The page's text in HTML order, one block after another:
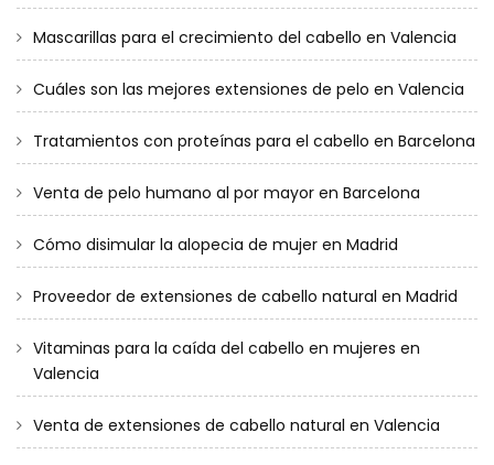
Mascarillas para el crecimiento del cabello en Valencia
Cuáles son las mejores extensiones de pelo en Valencia
Tratamientos con proteínas para el cabello en Barcelona
Venta de pelo humano al por mayor en Barcelona
Cómo disimular la alopecia de mujer en Madrid
Proveedor de extensiones de cabello natural en Madrid
Vitaminas para la caída del cabello en mujeres en
Valencia
Venta de extensiones de cabello natural en Valencia